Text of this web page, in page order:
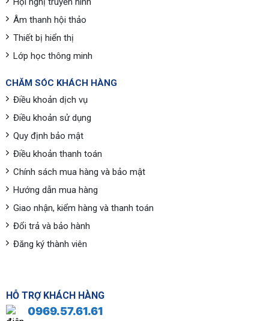
Âm thanh hội thảo
Thiết bị hiển thị
Lớp học thông minh
CHĂM SÓC KHÁCH HÀNG
Điều khoản dịch vụ
Điều khoản sử dụng
Quy định bảo mật
Điều khoản thanh toán
Chính sách mua hàng và bảo mật
Hướng dẫn mua hàng
Giao nhận, kiểm hàng và thanh toán
Đổi trả và bảo hành
Đăng ký thành viên
HỖ TRỢ KHÁCH HÀNG
0969.57.61.61